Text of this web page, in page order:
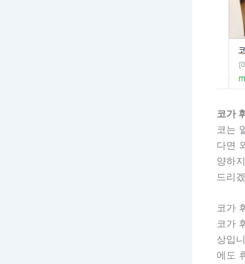
코가
코는
다면
양하
드리
코가
코가
상입
에도